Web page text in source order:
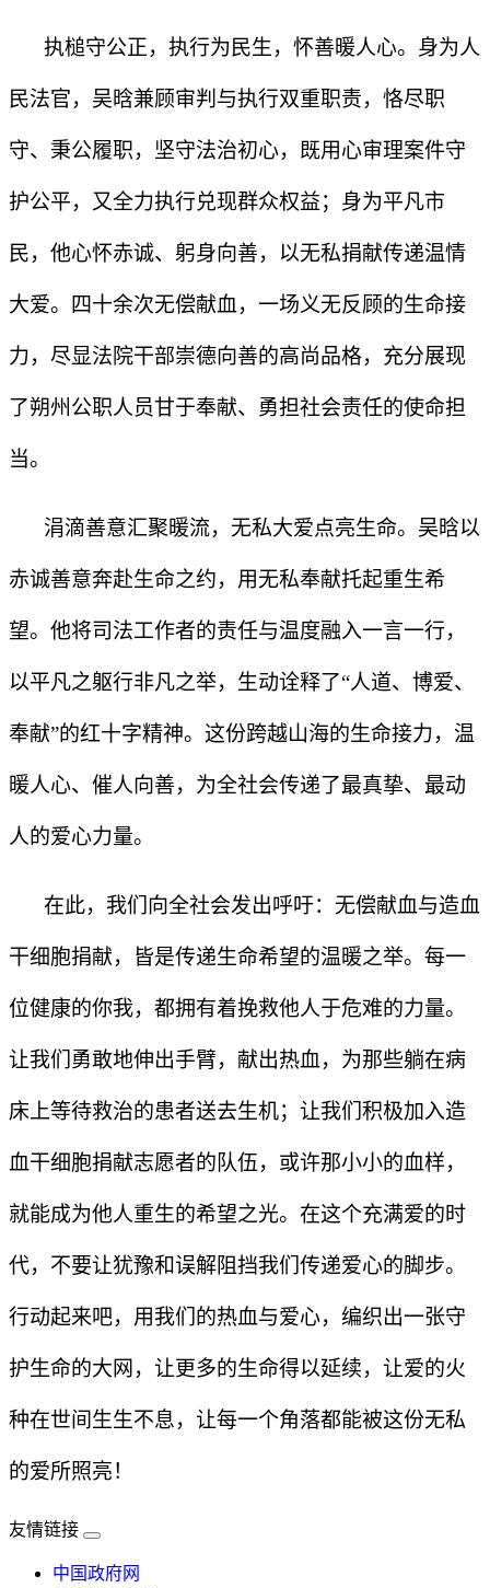
执槌守公正，执行为民生，怀善暖人心。身为人
民法官，吴晗兼顾审判与执行双重职责，恪尽职
守、秉公履职，坚守法治初心，既用心审理案件守
护公平，又全力执行兑现群众权益；身为平凡市
民，他心怀赤诚、躬身向善，以无私捐献传递温情
大爱。四十余次无偿献血，一场义无反顾的生命接
力，尽显法院干部崇德向善的高尚品格，充分展现
了朔州公职人员甘于奉献、勇担社会责任的使命担
当。
涓滴善意汇聚暖流，无私大爱点亮生命。吴晗以
赤诚善意奔赴生命之约，用无私奉献托起重生希
望。他将司法工作者的责任与温度融入一言一行，
以平凡之躯行非凡之举，生动诠释了“人道、博爱、
奉献”的红十字精神。这份跨越山海的生命接力，温
暖人心、催人向善，为全社会传递了最真挚、最动
人的爱心力量。
在此，我们向全社会发出呼吁：无偿献血与造血
干细胞捐献，皆是传递生命希望的温暖之举。每一
位健康的你我，都拥有着挽救他人于危难的力量。
让我们勇敢地伸出手臂，献出热血，为那些躺在病
床上等待救治的患者送去生机；让我们积极加入造
血干细胞捐献志愿者的队伍，或许那小小的血样，
就能成为他人重生的希望之光。在这个充满爱的时
代，不要让犹豫和误解阻挡我们传递爱心的脚步。
行动起来吧，用我们的热血与爱心，编织出一张守
护生命的大网，让更多的生命得以延续，让爱的火
种在世间生生不息，让每一个角落都能被这份无私
的爱所照亮！
友情链接
中国政府网